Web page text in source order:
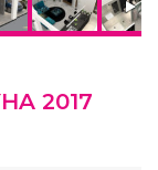
2017